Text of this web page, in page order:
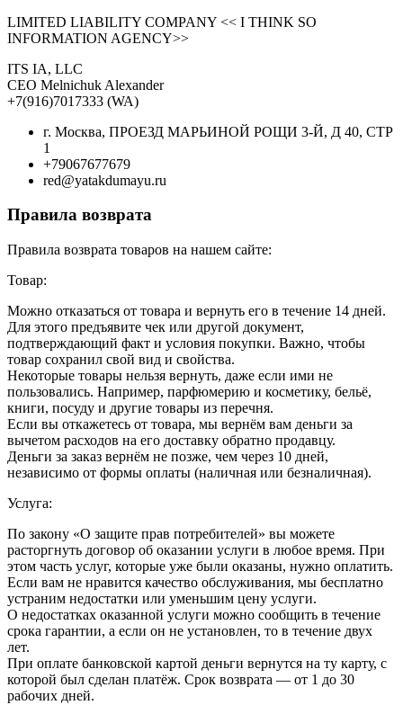
LIMITED LIABILITY COMPANY << I THINK SO
INFORMATION AGENCY>>
ITS IA, LLC
CEO Melnichuk Alexander
+7(916)7017333 (WA)
г. Москва, ПРОЕЗД МАРЬИНОЙ РОЩИ 3-Й, Д 40, СТР
1
+79067677679
red@yatakdumayu.ru
Правила возврата
Правила возврата товаров на нашем сайте:
Товар:
Можно отказаться от товара и вернуть его в течение 14 дней.
Для этого предъявите чек или другой документ,
подтверждающий факт и условия покупки. Важно, чтобы
товар сохранил свой вид и свойства.
Некоторые товары нельзя вернуть, даже если ими не
пользовались. Например, парфюмерию и косметику, бельё,
книги, посуду и другие товары из перечня.
Если вы откажетесь от товара, мы вернём вам деньги за
вычетом расходов на его доставку обратно продавцу.
Деньги за заказ вернём не позже, чем через 10 дней,
независимо от формы оплаты (наличная или безналичная).
Услуга:
По закону «О защите прав потребителей» вы можете
расторгнуть договор об оказании услуги в любое время. При
этом часть услуг, которые уже были оказаны, нужно оплатить.
Если вам не нравится качество обслуживания, мы бесплатно
устраним недостатки или уменьшим цену услуги.
О недостатках оказанной услуги можно сообщить в течение
срока гарантии, а если он не установлен, то в течение двух
лет.
При оплате банковской картой деньги вернутся на ту карту, с
которой был сделан платёж. Срок возврата — от 1 до 30
рабочих дней.